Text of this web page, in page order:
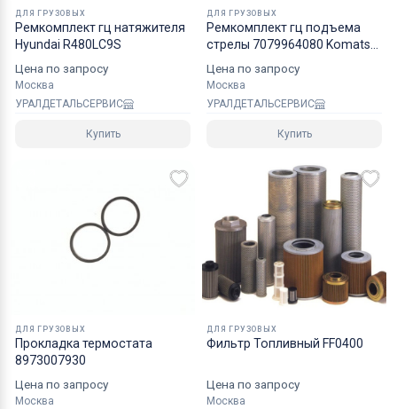
надежным уровнем защиты.
Специалисты компании готовы взять на себя все
мероприятия по оформлению документов и
перевозке вашего заказа в любой регион РФ, в
страны СНГ, Азии и ЕС.
ДЛЯ ГРУЗОВЫХ
Ремкомплект гц натяжителя
Hyundai R480LC9S
Цена по запросу
Москва
УРАЛДЕТАЛЬСЕРВИС
Купить
ДЛЯ ГРУЗОВЫХ
Рeмкoмплeкт гц подъема
стрелы 7079964080 Komatsu
WA3805 NOK
Цена по запросу
Москва
УРАЛДЕТАЛЬСЕРВИС
Купить
ДЛЯ ГРУЗОВЫХ
Прокладка термостата
8973007930
Цена по запросу
Москва
ДЛЯ ГРУЗОВЫХ
Фильтр Топливный FF0400
Цена по запросу
Москва